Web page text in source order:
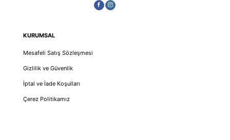
KURUMSAL
Mesafeli Satış Sözleşmesi
Gizlilik ve Güvenlik
İptal ve İade Koşulları
Çerez Politikamız